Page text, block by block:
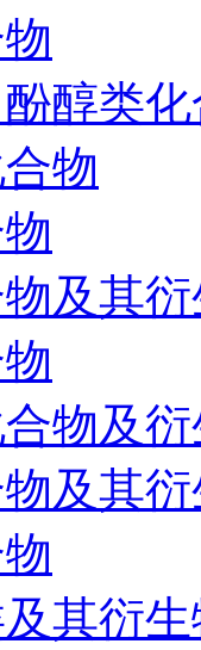
醇类
物
及其
物及
及其
其衍